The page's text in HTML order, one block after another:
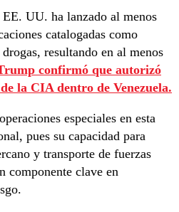
UU. ha lanzado al menos
catalogadas como
resultando en al menos
confirmó que autorizó
la CIA dentro de Venezuela.
especiales en esta
pues su capacidad para
y transporte de fuerzas
componente clave en